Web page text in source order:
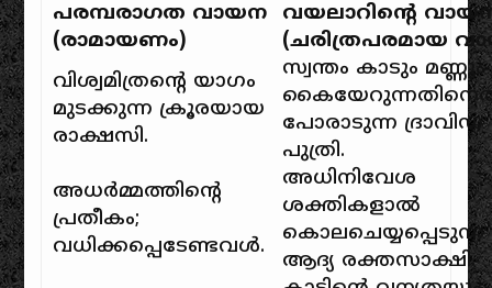
പരമ്പരാഗത വായന
(രാമായണം)
വയലാറിന്റെ
(ചരിത്രപരമായ
വിശ്വമിത്രന്റെ യാഗം
മുടക്കുന്ന ക്രൂരയായ
രാക്ഷസി.
സ്വന്തം കാടും മണ്ണും
പോരാടുന്ന ദ്രാവിഡ
പുത്രി.
അധർമ്മത്തിന്റെ
പ്രതീകം;
വധിക്കപ്പെടേണ്ടവൾ.
അധിനിവേശ
ശക്തികളാൽ
കൊലചെയ്യപ്പെടുന്ന
ആദ്യ രക്തസാക്ഷി.